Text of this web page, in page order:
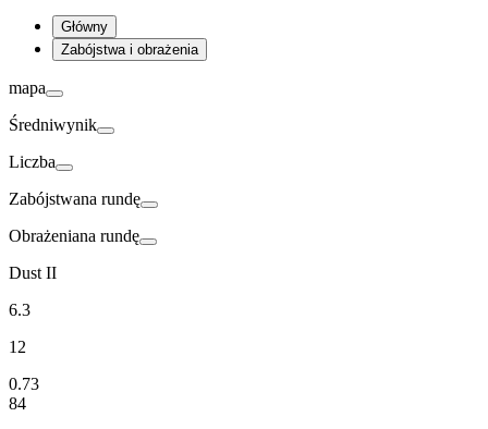
Główny
Zabójstwa i obrażenia
mapa
Średniwynik
Liczba
Zabójstwana rundę
Obrażeniana rundę
Dust II
6.3
12
0.73
84